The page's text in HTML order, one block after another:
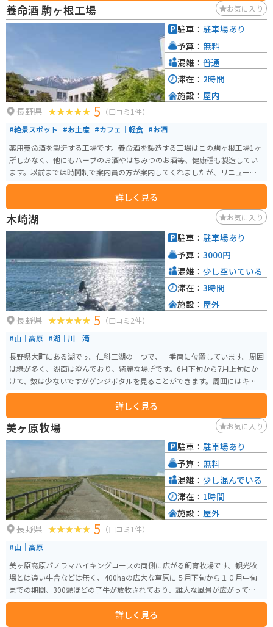
養命酒 駒ヶ根工場 お気に入り
長野県 5 （口コミ1件）
#絶景スポット #お土産 #カフェ｜軽食 #お酒
薬用養命酒を製造する工場です。養命酒を製造する工場はこの駒ヶ根工場1ヶ
所しかなく、他にもハーブのお酒やはちみつのお酒等、健康種も製造してい
ます。以前までは時間制で案内員の方が案内してくれましたが、リニューア
ルしてからは予約不要・自由見学となりました。 養命酒やハーブのお酒、黒
酢などの試飲コーナー、お土産を購入できる店にカフェスペースもありま
す。工場からは中央アルプスと南アルプスを見ることもでき、敷地内には健康
の森という広大な散策コースもあり、森林浴をしながら気分転換もできま
す。
詳しく見る
駐車： 駐車場あり
予算： 無料
混雑： 普通
滞在： 2時間
施設： 屋内
木崎湖 お気に入り
長野県 5 （口コミ2件）
#山｜高原 #湖｜川｜滝
長野県大町にある湖です。仁科三湖の一つで、一番南に位置しています。周囲
は緑が多く、湖面は澄んでおり、綺麗な場所です。6月下旬から7月上旬にか
けて、数は少ないですがゲンジボタルを見ることができます。周囲にはキャン
プ場がたくさんあるので、キャンパーにもおすすめの場所です。 手こぎボー
トやワカサギ釣りも楽しめます。また、長野ならではの美味しい手打ち蕎麦
屋さんも近隣にあり、行列ができていますが待つだけの価値がある美味しい
お蕎麦を食べることが出来ます。
詳しく見る
駐車： 駐車場あり
予算： 3000円
混雑： 少し空いている
滞在： 3時間
施設： 屋外
美ヶ原牧場 お気に入り
長野県 5 （口コミ1件）
#山｜高原
美ヶ原高原パノラマハイキングコースの両側に広がる飼育牧場です。観光牧
場とは違い牛舎などは無く、400haの広大な草原に５月下旬から１０月中旬
までの期間、300頭ほどの子牛が放牧されており、雄大な風景が広がっていま
す。ビーナスラインからアクセスできます。
詳しく見る
駐車： 駐車場あり
予算： 無料
混雑： 少し混んでいる
滞在： 1時間
施設： 屋外